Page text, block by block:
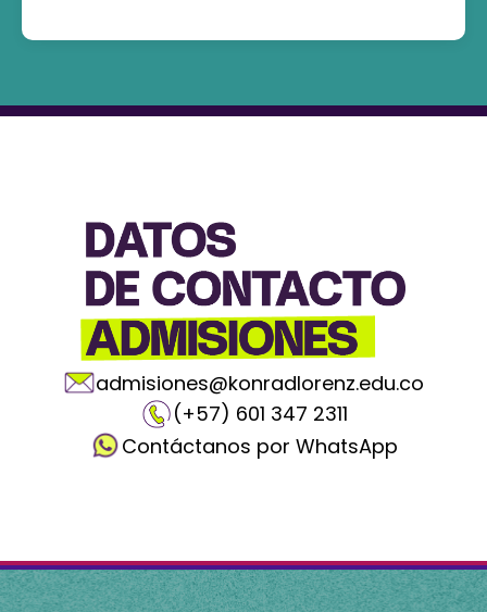
admisiones@konradlorenz.edu.co
(+57) 601 347 2311
Contáctanos por WhatsApp